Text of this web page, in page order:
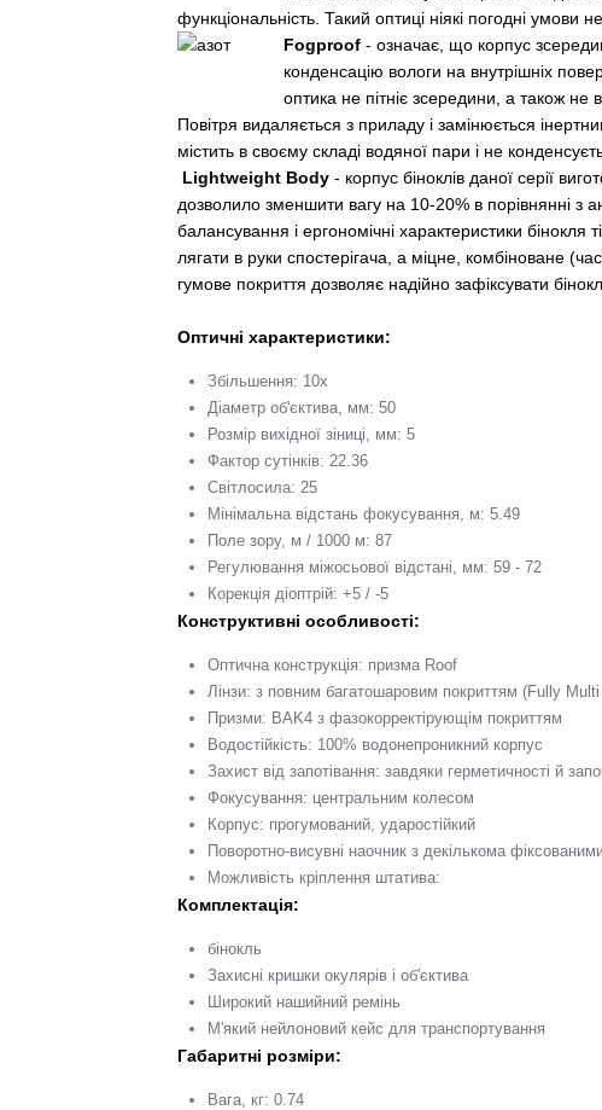
функціональність. Такий оптиці ніякі погодні умови
Fogproof - означає, що корпус
конденсацію вологи на внутрішніх
оптика не пітніє зсередини, а також не
Повітря видаляється з приладу і замінюється
містить в своєму складі водяної пари і не
Lightweight Body - корпус біноклів даної серії
дозволило зменшити вагу на 10-20% в порівнянні з
балансування і ергономічні характеристики
лягати в руки спостерігача, а міцне, комбіноване
гумове покриття дозволяє надійно зафіксувати
Оптичні характеристики:
Збільшення: 10x
Діаметр об'єктива, мм: 50
Розмір вихідної зіниці, мм: 5
Фактор сутінків: 22.36
Світлосила: 25
Мінімальна відстань фокусування, м: 5.49
Поле зору, м / 1000 м: 87
Регулювання міжосьової відстані, мм: 59 - 72
Корекція діоптрій: +5 / -5
Конструктивні особливості:
Оптична конструкція: призма Roof
Лінзи: з повним багатошаровим покриттям (Fully
Призми: BAK4 з фазокорректірующім покриттям
Водостійкість: 100% водонепроникний корпус
Захист від запотівання: завдяки герметичності й
Фокусування: центральним колесом
Корпус: прогумований, ударостійкий
Поворотно-висувні наочник з декількома
Можливість кріплення штатива:
Комплектація:
бінокль
Захисні кришки окулярів і об'єктива
Широкий нашийний ремінь
М'який нейлоновий кейс для транспортування
Габаритні розміри:
Вага, кг: 0.74